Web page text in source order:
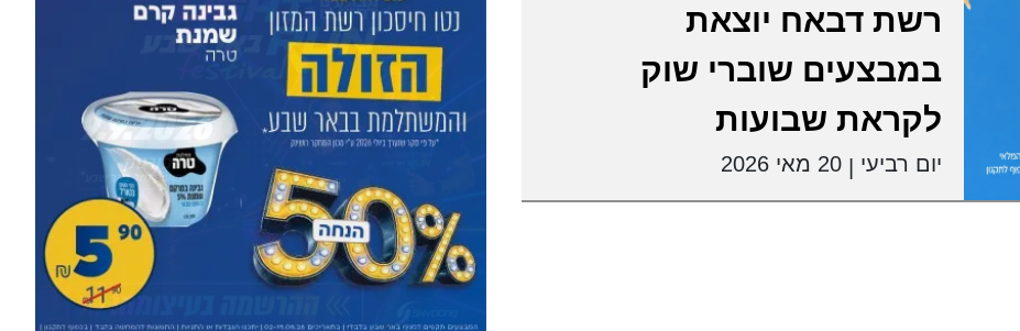
רשת דבאח יוצאת
במבצעים שוברי שוק
לקראת שבועות
יום רביעי 20 מאי 2026